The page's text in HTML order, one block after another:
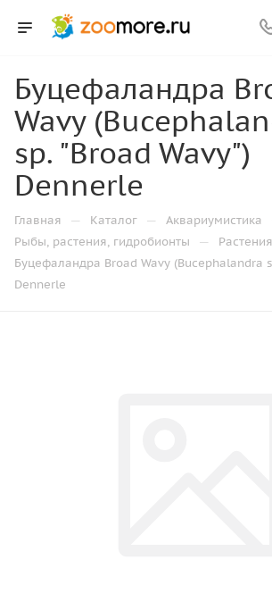
Буцефаландра
Wavy
sp. "Broad Wavy")
Dennerle
Главная — Каталог — Аквариумистика
Рыбы, растения, гидробионты — Растения
Буцефаландра Broad Wavy (Bucephalandra
Dennerle